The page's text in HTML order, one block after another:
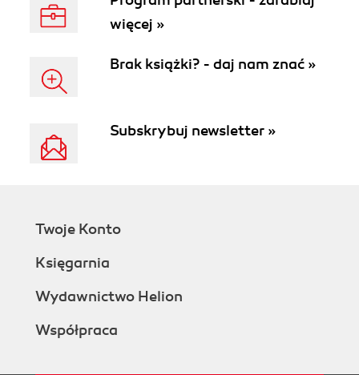
więcej »
Brak książki? - daj nam znać »
Subskrybuj newsletter »
Twoje Konto
Księgarnia
Wydawnictwo Helion
Współpraca